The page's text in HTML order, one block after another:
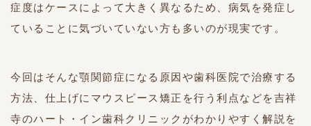
症度はケースによって大きく異なるため、病気を発症し
ていることに気づいていない方も多いのが現実です。
今回はそんな顎関節症になる原因や歯科医院で治療する
方法、仕上げにマウスピース矯正を行う利点などを吉祥
寺のハート・イン歯科クリニックがわかりやすく解説を